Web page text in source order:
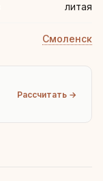
литая
Смоленск
Рассчитать →